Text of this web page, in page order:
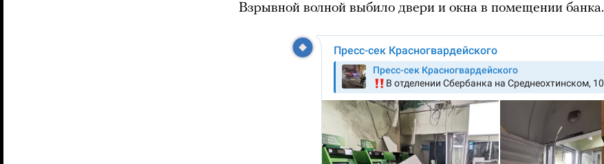
Взрывной волной выбило двери и окна в помещении банка.